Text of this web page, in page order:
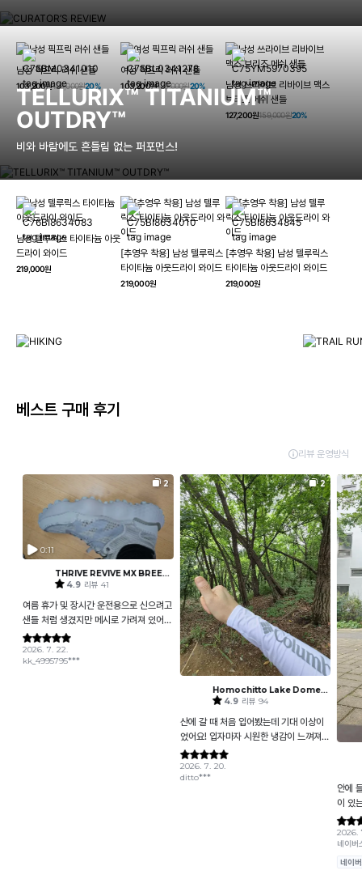
남성 픽프릭 러쉬 샌들
103,200원129,000원20%
여성 픽프릭 러쉬 샌들
103,200원129,000원20%
남성 쓰라이브 리바이브 맥스
브리즈 메쉬 샌들
127,200원159,000원20%
TELLURIX™ TITANIUM™
OUTDRY™
비와 바람에도 흔들림 없는 퍼포먼스!
남성 텔루릭스 타이타늄 아웃
드라이 와이드
219,000원
[추영우 착용] 남성 텔루릭스
타이타늄 아웃드라이 와이드
219,000원
[추영우 착용] 남성 텔루릭스
타이타늄 아웃드라이 와이드
219,000원
HIKING
컬럼비아와 함께 일상을 벗어나
하이킹, 트레킹 등 아웃도어 활동을 즐겨보세요.
베스트 구매 후기